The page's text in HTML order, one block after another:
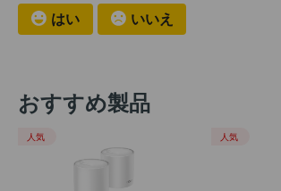
はい いいえ
おすすめ製品
人気 人気